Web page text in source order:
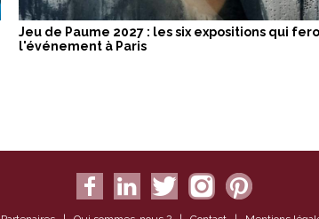
Jeu de Paume 2027 : les six expositions qui
l'événement à Paris